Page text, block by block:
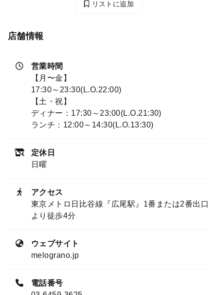
リストに追加
店舗情報
営業時間
【月〜金】
17:30～23:30(L.O.22:00)
【土・祝】
ディナー：17:30～23:00(L.O.21:30)
ランチ：12:00～14:30(L.O.13:30)
定休日
日曜
アクセス
東京メトロ日比谷線『広尾駅』1番または2番出口
より徒歩4分
ウェブサイト
melograno.jp
電話番号